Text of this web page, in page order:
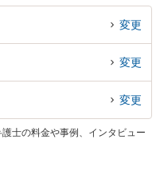
変更
変更
変更
士の料金や事例、インタビュー